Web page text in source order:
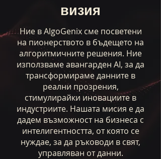
визия
Ние в AlgoGenix сме посветени
на пионерството в бъдещето на
алгоритмичните решения. Ние
използваме авангарден AI, за да
трансформираме данните в
реални прозрения,
стимулирайки иновациите в
индустриите. Нашата мисия е да
дадем възможност на бизнеса с
интелигентността, от която се
нуждае, за да ръководи в свят,
управляван от данни.